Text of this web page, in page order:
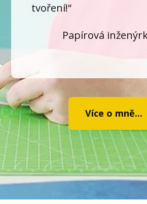
tvoření!“
Papírová
Více o mně...